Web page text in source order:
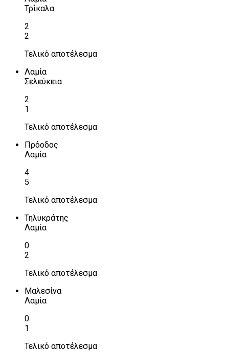
Τρίκαλα
2
2
Τελικό αποτέλεσμα
Λαμία
Σελεύκεια
2
1
Τελικό αποτέλεσμα
Πρόοδος
Λαμία
4
5
Τελικό αποτέλεσμα
Τηλυκράτης
Λαμία
0
2
Τελικό αποτέλεσμα
Μαλεσίνα
Λαμία
0
1
Τελικό αποτέλεσμα